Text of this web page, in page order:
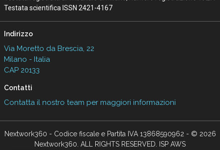
Testata scientifica ISSN 2421-4167
Indirizzo
Via Moretto da Brescia, 22
Milano - Italia
CAP 20133
Contatti
Contatta il nostro team per maggiori informazioni
Nextwork360 - Codice fiscale e Partita IVA 13868590962 - © 2026
Nextwork360. ALL RIGHTS RESERVED. ISP AWS